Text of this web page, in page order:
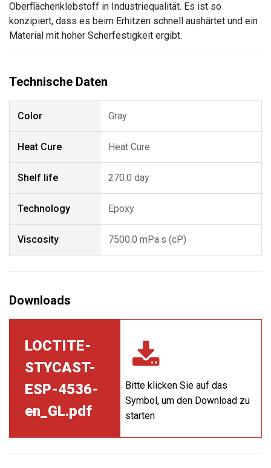
Oberflächenklebstoff in Industriequalität. Es ist so
konzipiert, dass es beim Erhitzen schnell aushärtet und ein
Material mit hoher Scherfestigkeit ergibt.
Color Gray
Heat Cure Heat Cure
Shelf life 270.0 day
Technology Epoxy
Viscosity 7500.0 mPa·s (cP)
LOCTITE-
STYCAST-
ESP-4536-
en_GL.pdf
Bitte klicken Sie auf das
Symbol, um den Download zu
starten